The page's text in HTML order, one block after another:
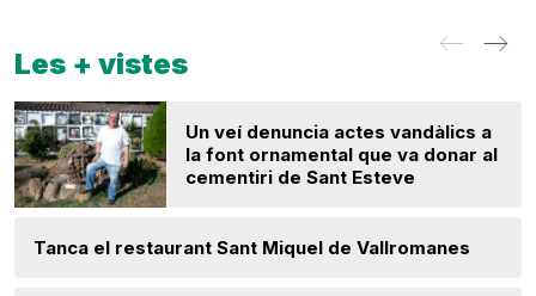
Les + vistes
Un veí denuncia actes vandàlics a
la font ornamental que va donar al
cementiri de Sant Esteve
Tanca el restaurant Sant Miquel de Vallromanes